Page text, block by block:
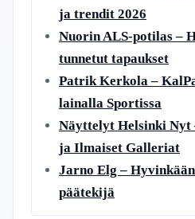
ja trendit 2026
Nuorin ALS-potilas –
tunnetut tapaukset
Patrik Kerkola –
lainalla Sportissa
Näyttelyt Helsinki Nyt
ja Ilmaiset Galleriat
Jarno Elg –
päätekijä